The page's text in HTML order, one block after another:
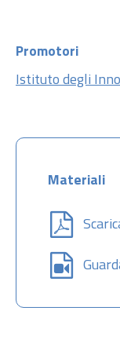
Promotori
Istituto degli
Materiali